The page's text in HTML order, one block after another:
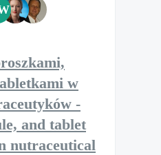
w
-
and tablet
nutraceutical